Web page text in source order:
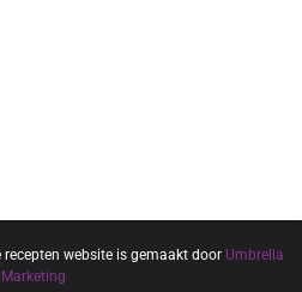
website is gemaakt door Umbrella
Marketing